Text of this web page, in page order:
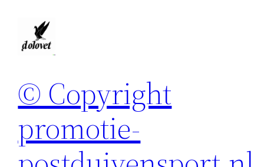
© Copyright
promotie-